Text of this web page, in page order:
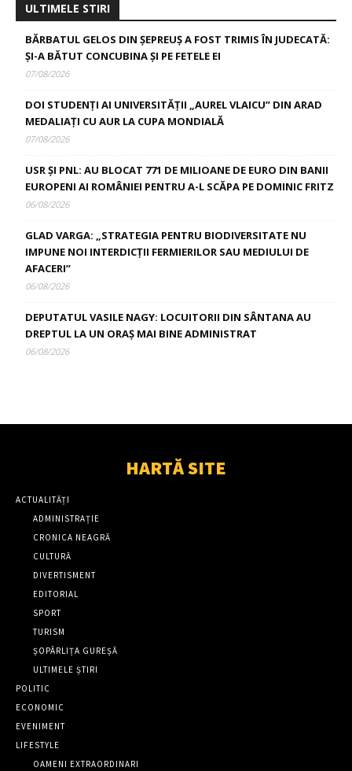
ULTIMELE STIRI
BĂRBATUL GELOS DIN ȘEPREUȘ A FOST TRIMIS ÎN JUDECATĂ:
ȘI-A BĂTUT CONCUBINA ȘI PE FETELE EI
07/08/2026
DOI STUDENȚI AI UNIVERSITĂȚII „AUREL VLAICU” DIN ARAD
MEDALIAȚI CU AUR LA CUPA MONDIALĂ
07/08/2026
USR ȘI PNL: AU BLOCAT 771 DE MILIOANE DE EURO DIN BANII
EUROPENI AI ROMÂNIEI PENTRU A-L SCĂPA PE DOMINIC FRITZ
06/08/2026
GLAD VARGA: „STRATEGIA PENTRU BIODIVERSITATE NU
IMPUNE NOI INTERDICȚII FERMIERILOR SAU MEDIULUI DE
AFACERI”
06/08/2026
DEPUTATUL VASILE NAGY: LOCUITORII DIN SÂNTANA AU
DREPTUL LA UN ORAȘ MAI BINE ADMINISTRAT
06/08/2026
HARTĂ SITE
ACTUALITĂȚI
ADMINISTRAȚIE
CRONICA NEAGRĂ
CULTURĂ
DIVERTISMENT
EDITORIAL
SPORT
TURISM
ȘOPÂRLIȚA GUREȘĂ
ULTIMELE ȘTIRI
POLITIC
ECONOMIC
EVENIMENT
LIFESTYLE
OAMENI EXTRAORDINARI